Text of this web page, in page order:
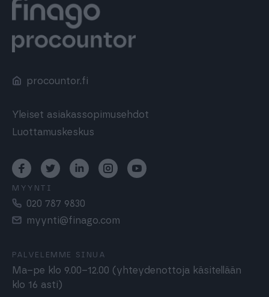
procountor.fi
Yleiset asiakassopimusehdot
Luottamuskeskus
MYYNTI
020 787 9830
myynti@finago.com
PALVELEMME SINUA
Ma–pe klo 9.00–12.00 (yhteydenottoja käsitellään
klo 16 asti)